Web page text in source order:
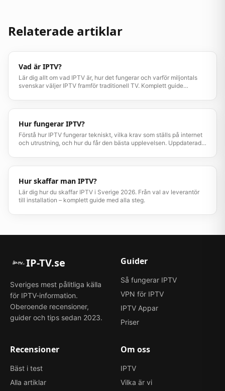
Relaterade artiklar
Vad är IPTV?
Lär dig allt om vad IPTV är, hur det fungerar och varför miljontals
svenskar väljer IPTV framför traditionell TV. Komplett guide
Hur fungerar IPTV?
Förstå hur IPTV fungerar tekniskt, vilka krav som ställs på internet
och utrustning, och hur du får den bästa upplevelsen. Uppdaterad
Hur skaffar man IPTV?
Lär dig hur du skaffar IPTV i Sverige 2026. Från val av leverantör
till installation – komplett guide med alla steg.
IP-TV.se
Sveriges mest pålitliga källa
för IPTV-information.
Oberoende recensioner,
guider och tips sedan 2023.
Guider
Så fungerar IPTV
VPN för IPTV
IPTV Appar
Priser
Recensioner
Bäst i test
Alla artiklar
Om oss
IPTV
Vilka är vi